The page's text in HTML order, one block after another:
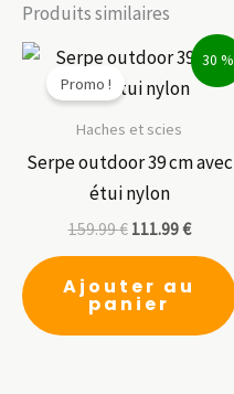
Produits similaires
30 %
Promo !
Haches et scies
Serpe outdoor 39 cm avec
étui nylon
159.99€ 111.99€
Ajouter au
panier